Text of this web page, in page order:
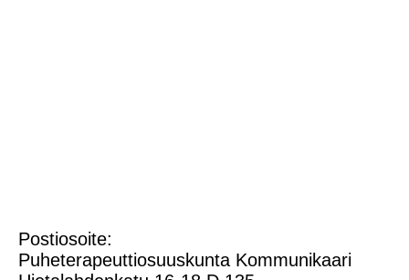
Postiosoite:
Puheterapeuttiosuuskunta Kommunikaari